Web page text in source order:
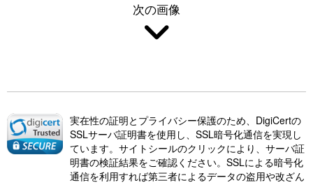
次の画像
実在性の証明とプライバシー保護のため、DigiCertの
SSLサーバ証明書を使用し、SSL暗号化通信を実現し
ています。サイトシールのクリックにより、サーバ証
明書の検証結果をご確認ください。SSLによる暗号化
通信を利用すれば第三者によるデータの盗用や改ざん